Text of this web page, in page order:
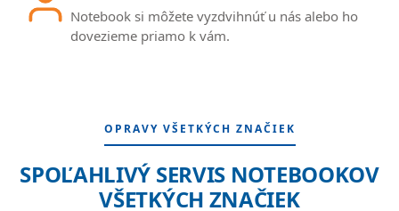
Notebook si môžete vyzdvihnúť u nás alebo ho
dovezieme priamo k vám.
OPRAVY VŠETKÝCH ZNAČIEK
SPOĽAHLIVÝ SERVIS NOTEBOOKOV
VŠETKÝCH ZNAČIEK